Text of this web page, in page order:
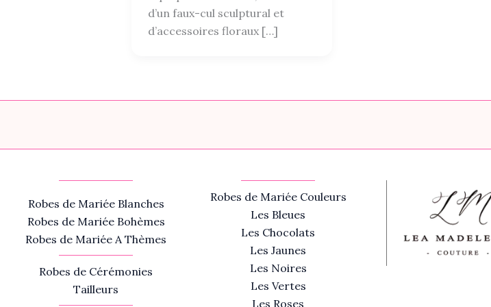
d’un faux-cul sculptural et
d’accessoires floraux […]
Robes de Mariée Blanches
Robes de Mariée Bohèmes
Robes de Mariée A Thèmes
Robes de Cérémonies
Tailleurs
Robes de Mariée Couleurs
Les Bleues
Les Chocolats
Les Jaunes
Les Noires
Les Vertes
Les Roses